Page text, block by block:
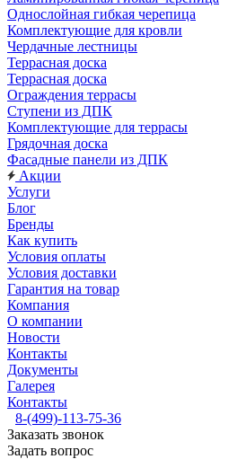
Однослойная гибкая черепица
Комплектующие для кровли
Чердачные лестницы
Террасная доска
Террасная доска
Ограждения террасы
Ступени из ДПК
Комплектующие для террасы
Грядочная доска
Фасадные панели из ДПК
Акции
Услуги
Блог
Бренды
Как купить
Условия оплаты
Условия доставки
Гарантия на товар
Компания
О компании
Новости
Контакты
Документы
Галерея
Контакты
8-(499)-113-75-36
Заказать звонок
Задать вопрос